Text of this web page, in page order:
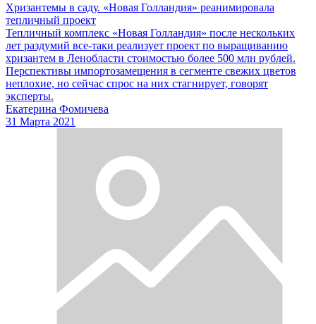
Хризантемы в саду. «Новая Голландия» реанимировала
тепличный проект
Тепличный комплекс «Новая Голландия» после нескольких
лет раздумий все-таки реализует проект по выращиванию
хризантем в Ленобласти стоимостью более 500 млн рублей.
Перспективы импортозамещения в сегменте свежих цветов
неплохие, но сейчас спрос на них стагнирует, говорят
эксперты.
Екатерина Фомичева
31 Марта 2021